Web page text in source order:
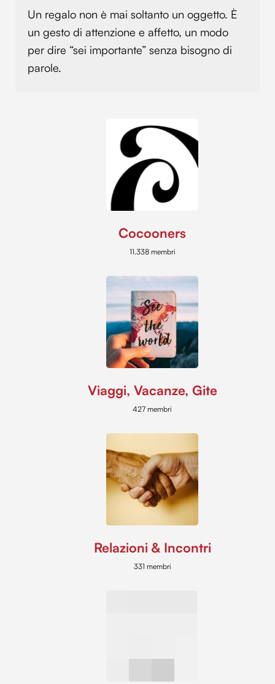
Un regalo non è mai soltanto un oggetto. È
un gesto di attenzione e affetto, un modo
per dire “sei importante” senza bisogno di
parole.
Cocooners
11.338 membri
Viaggi, Vacanze, Gite
427 membri
Relazioni & Incontri
331 membri